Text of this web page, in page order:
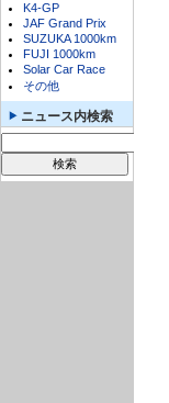
K4-GP
JAF Grand Prix
SUZUKA 1000km
FUJI 1000km
Solar Car Race
その他
ニュース内検索